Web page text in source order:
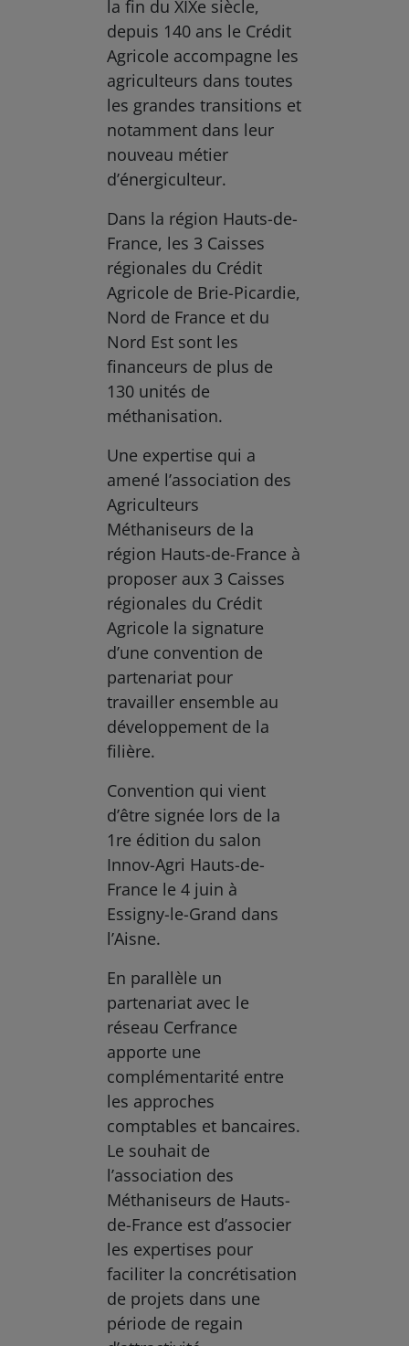
la fin du XIXe siècle,
depuis 140 ans le Crédit
Agricole accompagne les
agriculteurs dans toutes
les grandes transitions et
notamment dans leur
nouveau métier
d’énergiculteur.
Dans la région Hauts-de-
France, les 3 Caisses
régionales du Crédit
Agricole de Brie-Picardie,
Nord de France et du
Nord Est sont les
financeurs de plus de
130 unités de
méthanisation.
Une expertise qui a
amené l’association des
Agriculteurs
Méthaniseurs de la
région Hauts-de-France à
proposer aux 3 Caisses
régionales du Crédit
Agricole la signature
d’une convention de
partenariat pour
travailler ensemble au
développement de la
filière.
Convention qui vient
d’être signée lors de la
1re édition du salon
Innov-Agri Hauts-de-
France le 4 juin à
Essigny-le-Grand dans
l’Aisne.
En parallèle un
partenariat avec le
réseau Cerfrance
apporte une
complémentarité entre
les approches
comptables et bancaires.
Le souhait de
l’association des
Méthaniseurs de Hauts-
de-France est d’associer
les expertises pour
faciliter la concrétisation
de projets dans une
période de regain